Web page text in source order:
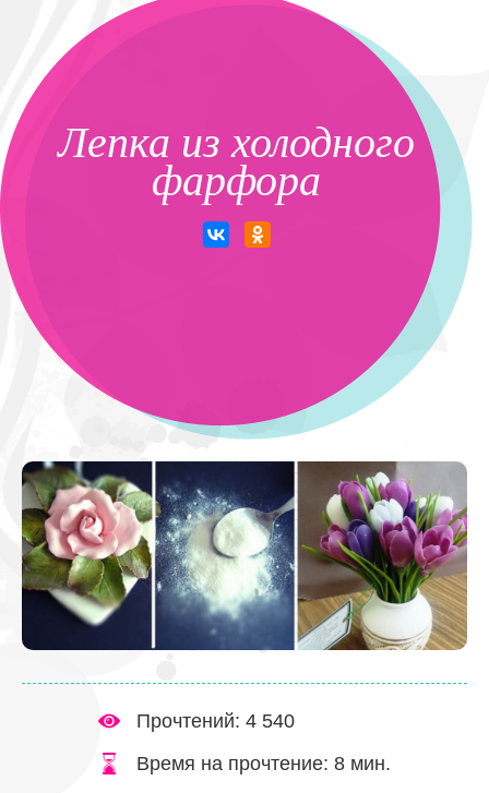
Лепка из холодного
фарфора
Прочтений: 4 540
Время на прочтение: 8 мин.